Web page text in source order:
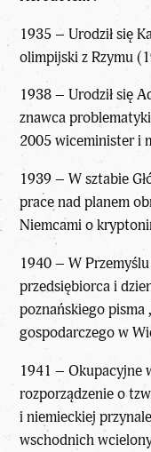
1935 – Urodził się
olimpijski z Rzymu
1938 – Urodził się
znawca
2005 wiceminister i
1939 – W sztabie
prace nad planem
Niemcami o
1940 – W
przedsiębiorca i
poznańskiego pisma
gospodarczego w
1941 – Okupacyjne
rozporządzenie o
i niemieckiej
wschodnich